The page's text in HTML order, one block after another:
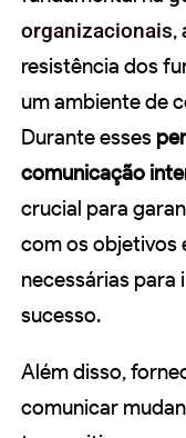
organizacionais,
resistência dos
um ambiente de
Durante esses
comunicação
crucial para
com os objetivos
necessárias para
sucesso.
Além disso,
comunicar